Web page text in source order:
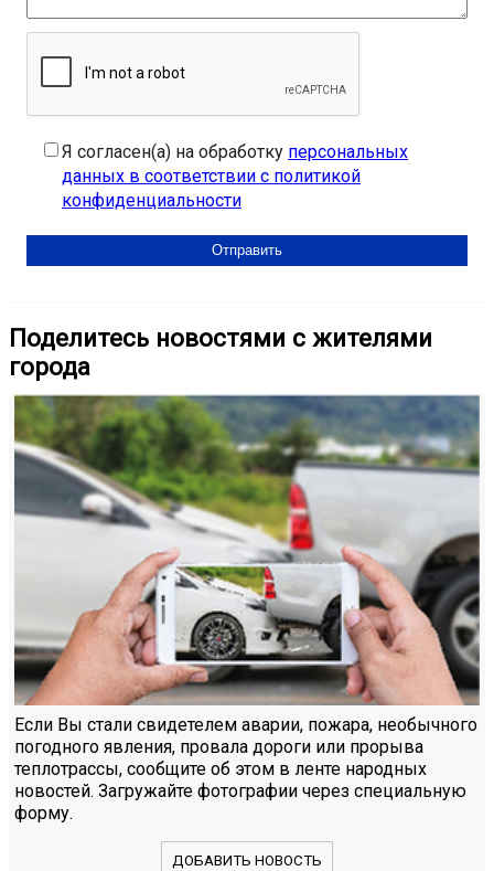
Я согласен(а) на обработку персональных
данных в соответствии с политикой
конфиденциальности
Поделитесь новостями с жителями
города
Если Вы стали свидетелем аварии, пожара, необычного
погодного явления, провала дороги или прорыва
теплотрассы, сообщите об этом в ленте народных
новостей. Загружайте фотографии через специальную
форму.
ДОБАВИТЬ НОВОСТЬ